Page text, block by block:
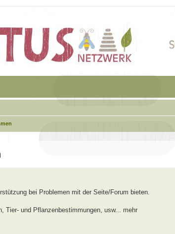
bei Problemen mit der Seite/Forum bieten.
Tier- und Pflanzenbestimmungen, usw... mehr